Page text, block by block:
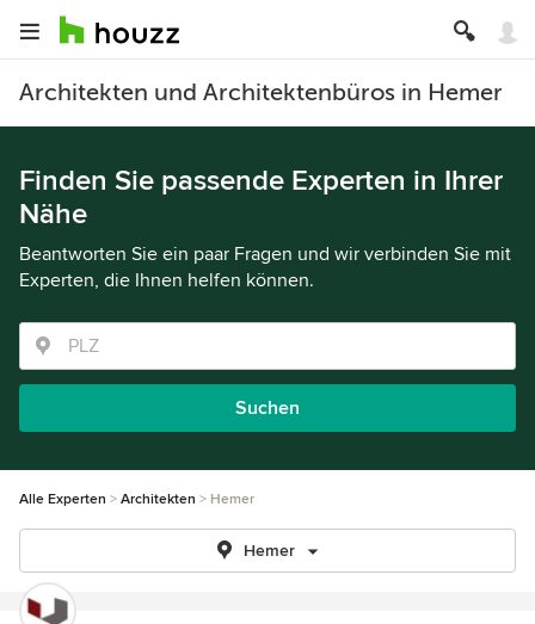
Architekten und Architektenbüros in Hemer
Finden Sie passende Experten in Ihrer
Nähe
Beantworten Sie ein paar Fragen und wir verbinden Sie mit
Experten, die Ihnen helfen können.
Suchen
Alle Experten Architekten Hemer
Hemer